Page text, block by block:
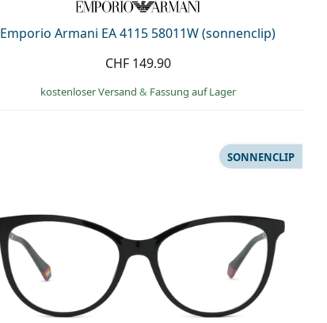
Emporio Armani EA 4115 58011W (sonnenclip)
CHF 149.90
kostenloser Versand & Fassung auf Lager
SONNENCLIP